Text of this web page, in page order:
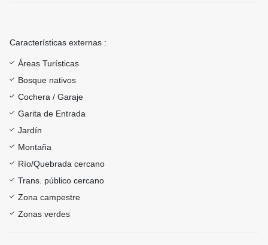
Características externas :
Áreas Turísticas
Bosque nativos
Cochera / Garaje
Garita de Entrada
Jardín
Montaña
Río/Quebrada cercano
Trans. público cercano
Zona campestre
Zonas verdes